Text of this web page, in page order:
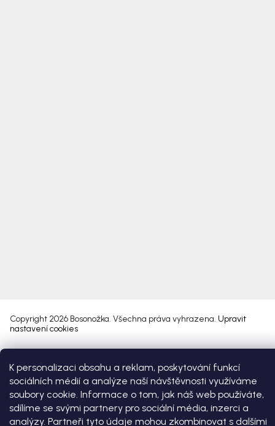
K personalizaci obsahu a reklam, poskytování funkcí
sociálních médií a analýze naší návštěvnosti využíváme
soubory cookie. Informace o tom, jak náš web používáte,
sdílíme se svými partnery pro sociální média, inzerci a
analýzy. Partneři tyto údaje mohou zkombinovat s dalšími
Copyright 2026 Bosonožka. Všechna práva vyhrazena. Upravit
nastavení cookies